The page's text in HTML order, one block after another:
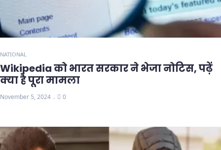
NATIONAL
Wikipedia को भारत सरकार ने भेजा नोटिस, पढ़ें
क्या है पूरा मामला
November 5, 2024 0